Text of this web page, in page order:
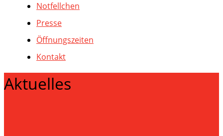
Notfellchen
Presse
Öffnungszeiten
Kontakt
Aktuelles